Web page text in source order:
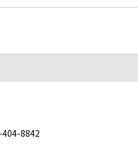
404-8842